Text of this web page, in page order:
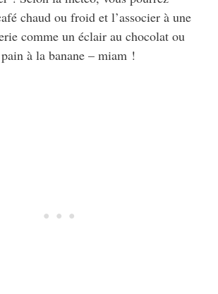
chaud ou froid et l’associer à une
comme un éclair au chocolat ou
à la banane – miam !